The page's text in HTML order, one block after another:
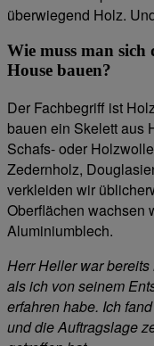
überwiegend Holz.
Wie muss man sich
House bauen?
Der Fachbegriff ist
bauen ein Skelett aus
Schafs- oder
Zedernholz,
verkleiden wir
Oberflächen wachsen
Aluminiumblech.
Herr Heller war
als ich von seinem
erfahren habe. Ich
und die Auftragslage